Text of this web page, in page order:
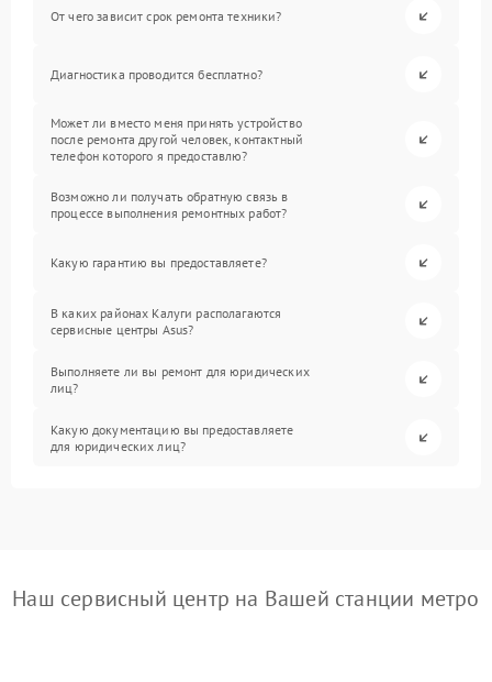
От чего зависит срок ремонта техники?
Диагностика проводится бесплатно?
Может ли вместо меня принять устройство
после ремонта другой человек, контактный
телефон которого я предоставлю?
Возможно ли получать обратную связь в
процессе выполнения ремонтных работ?
Какую гарантию вы предоставляете?
В каких районах Калуги располагаются
сервисные центры Asus?
Выполняете ли вы ремонт для юридических
лиц?
Какую документацию вы предоставляете
для юридических лиц?
Наш сервисный центр на Вашей станции метро